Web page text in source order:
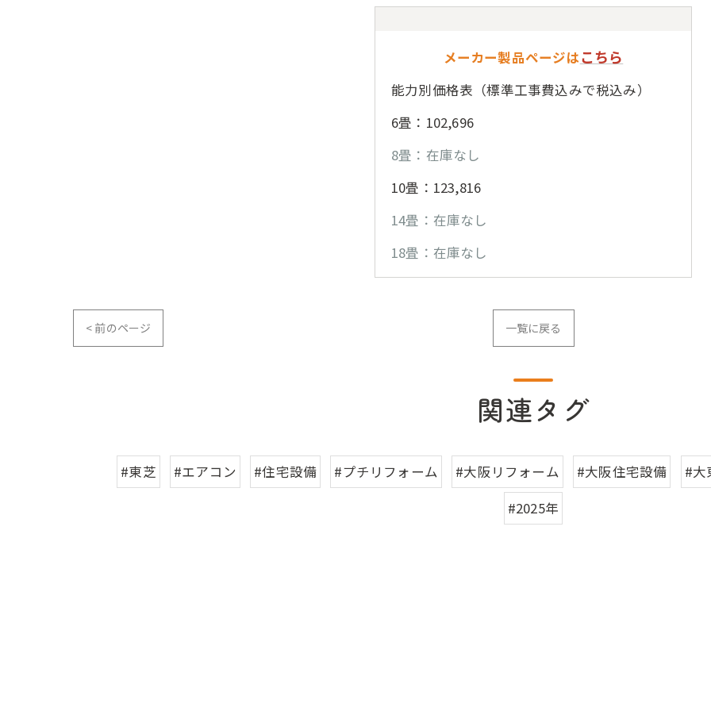
メーカー製品ページはこちら
能力別価格表（標準工事費込みで税込み）
6畳：102,696
8畳：在庫なし
10畳：123,816
14畳：在庫なし
18畳：在庫なし
< 前のページ 一覧に戻る
関連タグ
#東芝 #エアコン #住宅設備 #プチリフォーム #大阪リフォーム #大阪住宅設備 #大
#2025年